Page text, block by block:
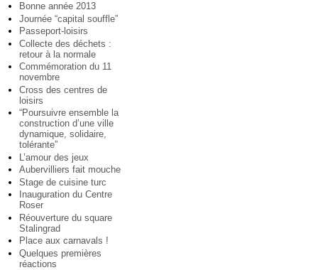
Bonne année 2013
Journée “capital souffle”
Passeport-loisirs
Collecte des déchets :
retour à la normale
Commémoration du 11
novembre
Cross des centres de
loisirs
“Poursuivre ensemble la
construction d’une ville
dynamique, solidaire,
tolérante”
L’amour des jeux
Aubervilliers fait mouche
Stage de cuisine turc
Inauguration du Centre
Roser
Réouverture du square
Stalingrad
Place aux carnavals !
Quelques premières
réactions